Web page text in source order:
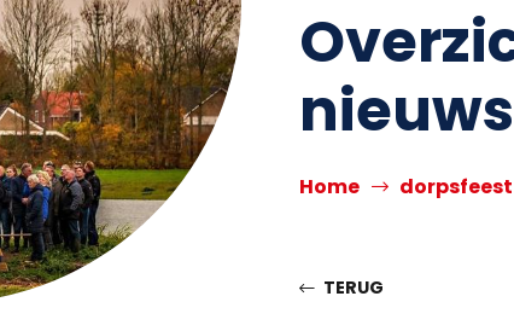
Home dorpsfeest
TERUG